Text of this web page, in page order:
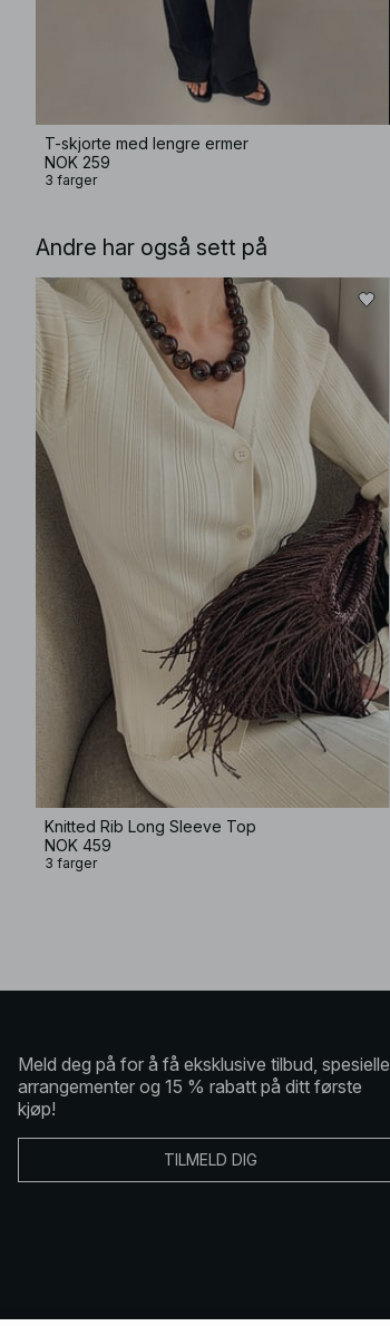
T-skjorte med lengre ermer
NOK 259
3 farger
Andre har også sett på
Knitted Rib Long Sleeve Top
NOK 459
3 farger
Meld deg på for å få eksklusive tilbud, spesielle
arrangementer og 15 % rabatt på ditt første
kjøp!
TILMELD DIG